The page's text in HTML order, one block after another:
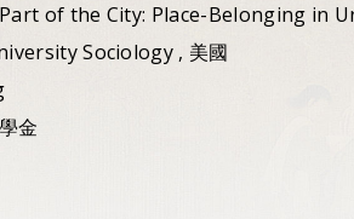
of the City: Place-Belonging in
Sociology , 美國
金